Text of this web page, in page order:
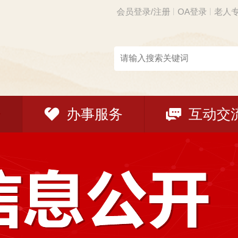
会员登录/注册 OA登录 老人
办事服务 互动交